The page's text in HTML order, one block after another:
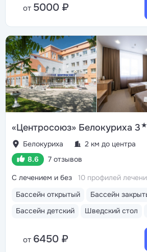
от 5000 ₽
«Центросоюз» Белокуриха 3★
Белокуриха
2 км до центра
8.6
7 отзывов
Бассейн открытый
Бассейн
Бассейн детский
Шведский стол
С лечением и без 10 профилей
от 6450 ₽